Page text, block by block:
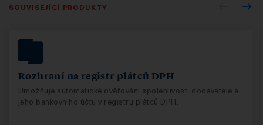
SOUVISEJÍCÍ PRODUKTY
Rozhraní na registr plátců DPH
Umožňuje automatické ověřování spolehlivosti dodavatele a
jeho bankovního účtu v registru plátců DPH.